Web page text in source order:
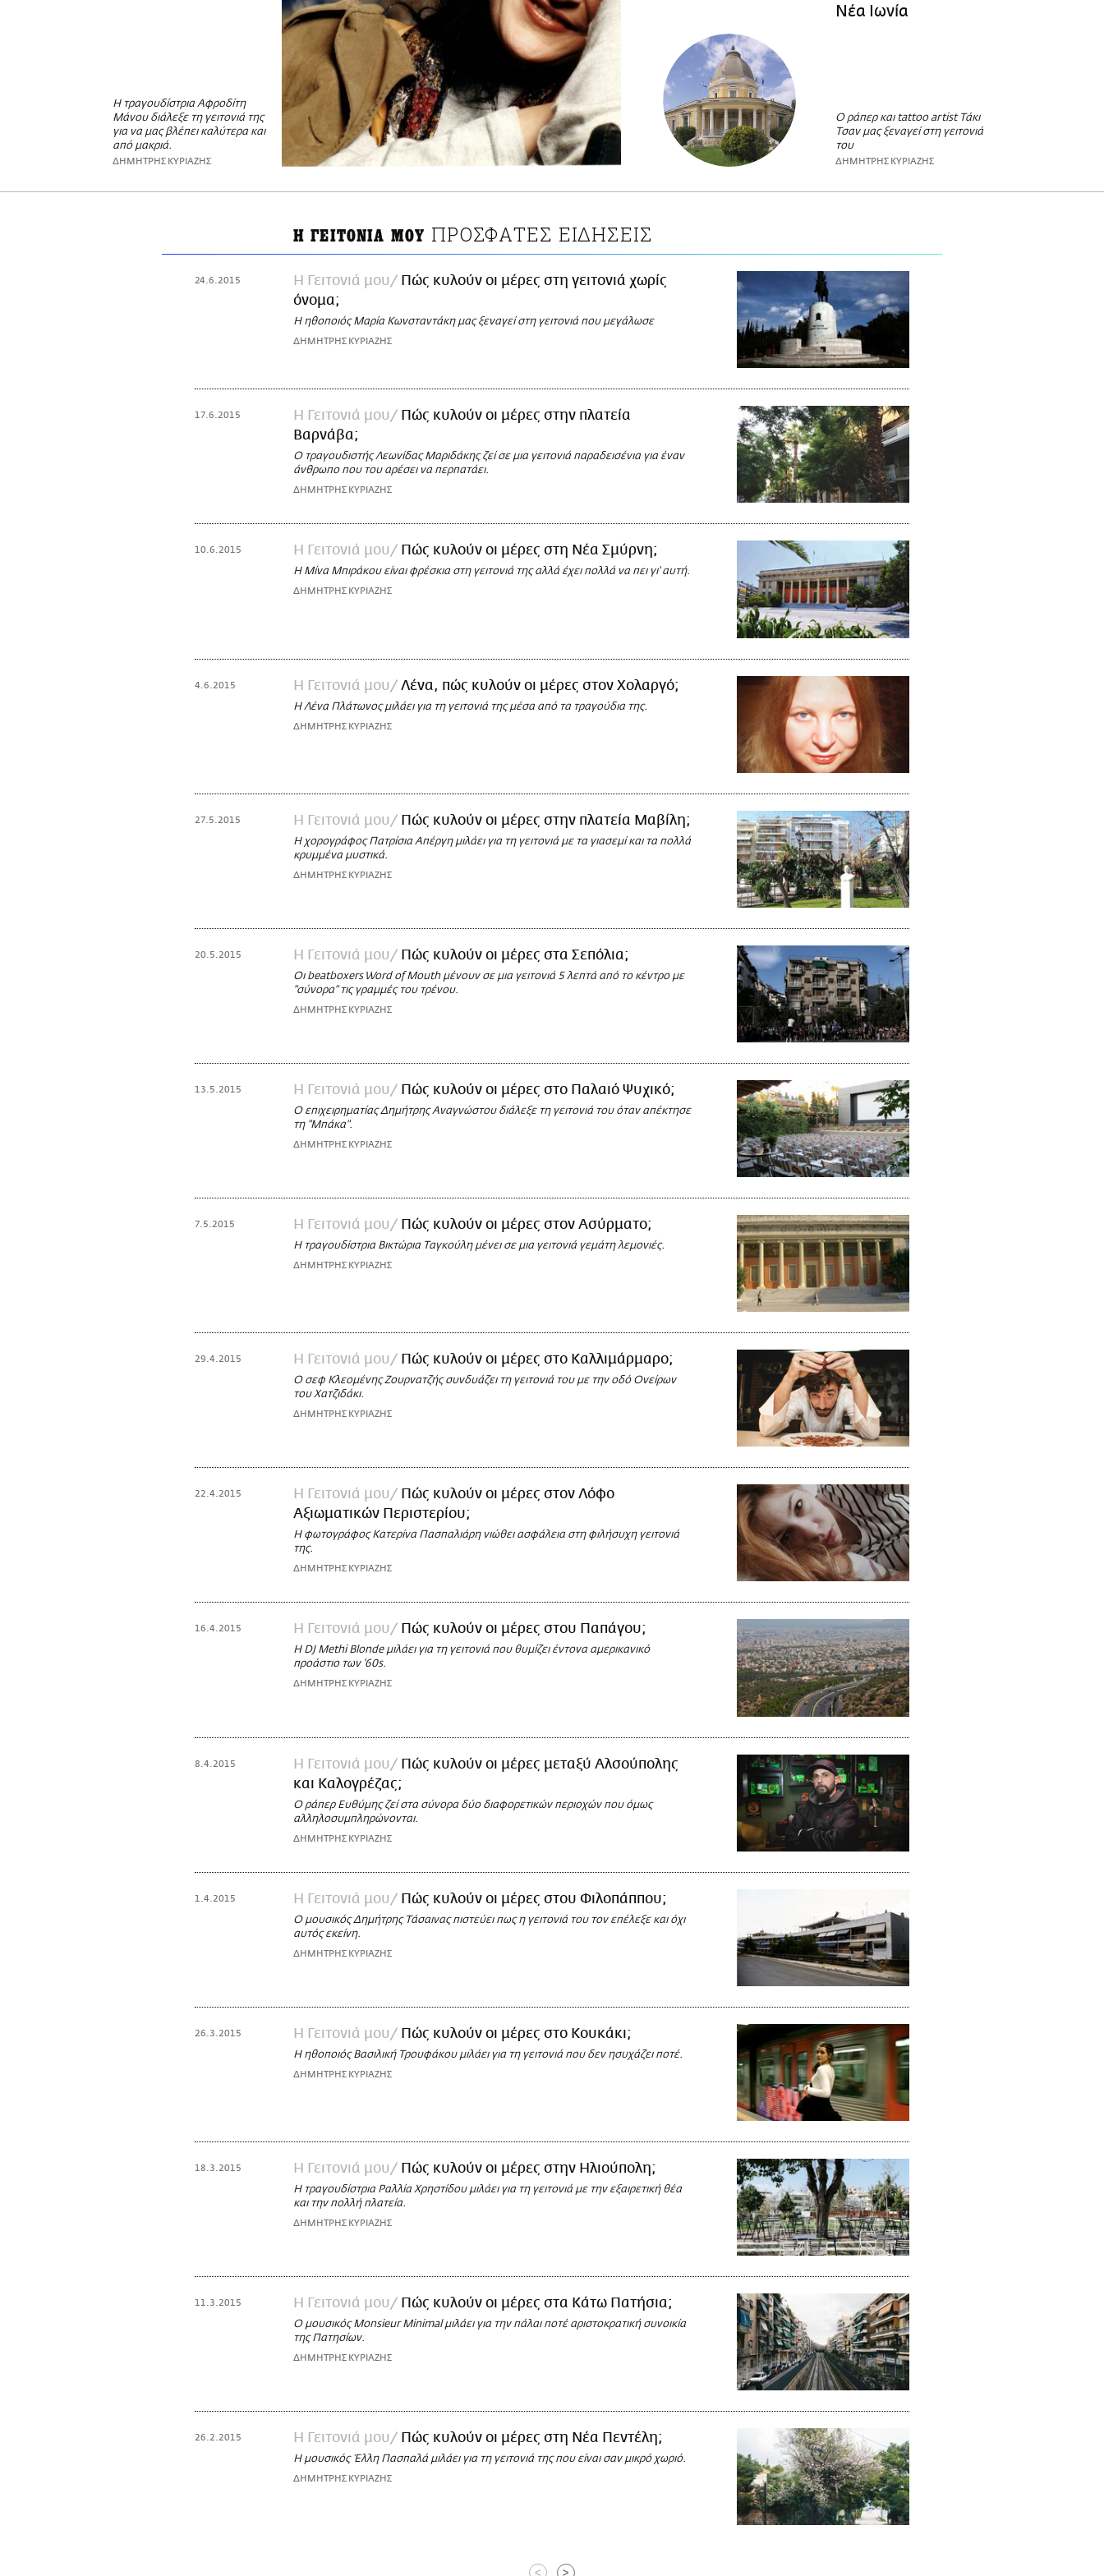
H τραγουδίστρια Αφροδίτη
Μάνου διάλεξε τη γειτονιά της
για να μας βλέπει καλύτερα και
από μακριά.
ΔΗΜΗΤΡΗΣ ΚΥΡΙΑΖΗΣ
Νέα Ιωνία
Ο ράπερ και tattoo artist Τάκι
Τσαν μας ξεναγεί στη γειτονιά
του
ΔΗΜΗΤΡΗΣ ΚΥΡΙΑΖΗΣ
Η ΓΕΙΤΟΝΙΑ ΜΟΥ ΠΡΟΣΦΑΤΕΣ ΕΙΔΗΣΕΙΣ
24.6.2015 Η Γειτονιά μου
Πώς κυλούν οι μέρες στη γειτονιά χωρίς
όνομα;
Η ηθοποιός Μαρία Κωνσταντάκη μας ξεναγεί στη γειτονιά που μεγάλωσε
ΔΗΜΗΤΡΗΣ ΚΥΡΙΑΖΗΣ
17.6.2015 Η Γειτονιά μου
Πώς κυλούν οι μέρες στην πλατεία
Βαρνάβα;
Ο τραγουδιστής Λεωνίδας Μαριδάκης ζεί σε μια γειτονιά παραδεισένια για έναν
άνθρωπο που του αρέσει να περπατάει.
ΔΗΜΗΤΡΗΣ ΚΥΡΙΑΖΗΣ
10.6.2015 Η Γειτονιά μου Πώς κυλούν οι μέρες στη Νέα Σμύρνη;
Η Μίνα Μπιράκου είναι φρέσκια στη γειτονιά της αλλά έχει πολλά να πει γι' αυτή.
ΔΗΜΗΤΡΗΣ ΚΥΡΙΑΖΗΣ
4.6.2015 Η Γειτονιά μου Λένα, πώς κυλούν οι μέρες στον Χολαργό;
Η Λένα Πλάτωνος μιλάει για τη γειτονιά της μέσα από τα τραγούδια της.
ΔΗΜΗΤΡΗΣ ΚΥΡΙΑΖΗΣ
27.5.2015 Η Γειτονιά μου Πώς κυλούν οι μέρες στην πλατεία Μαβίλη;
Η χορογράφος Πατρίσια Απέργη μιλάει για τη γειτονιά με τα γιασεμί και τα πολλά
κρυμμένα μυστικά.
ΔΗΜΗΤΡΗΣ ΚΥΡΙΑΖΗΣ
20.5.2015 Η Γειτονιά μου Πώς κυλούν οι μέρες στα Σεπόλια;
Οι beatboxers Word of Mouth μένουν σε μια γειτονιά 5 λεπτά από το κέντρο με
"σύνορα" τις γραμμές του τρένου.
ΔΗΜΗΤΡΗΣ ΚΥΡΙΑΖΗΣ
13.5.2015 Η Γειτονιά μου Πώς κυλούν οι μέρες στο Παλαιό Ψυχικό;
Ο επιχειρηματίας Δημήτρης Αναγνώστου διάλεξε τη γειτονιά του όταν απέκτησε
τη "Μπάκα".
ΔΗΜΗΤΡΗΣ ΚΥΡΙΑΖΗΣ
7.5.2015 Η Γειτονιά μου Πώς κυλούν οι μέρες στον Ασύρματο;
Η τραγουδίστρια Βικτώρια Ταγκούλη μένει σε μια γειτονιά γεμάτη λεμονιές.
ΔΗΜΗΤΡΗΣ ΚΥΡΙΑΖΗΣ
29.4.2015 Η Γειτονιά μου Πώς κυλούν οι μέρες στο Καλλιμάρμαρο;
Ο σεφ Κλεομένης Ζουρνατζής συνδυάζει τη γειτονιά του με την οδό Ονείρων
του Χατζιδάκι.
ΔΗΜΗΤΡΗΣ ΚΥΡΙΑΖΗΣ
22.4.2015 Η Γειτονιά μου
Πώς κυλούν οι μέρες στον Λόφο
Αξιωματικών Περιστερίου;
Η φωτογράφος Κατερίνα Πασπαλιάρη νιώθει ασφάλεια στη φιλήσυχη γειτονιά
της.
ΔΗΜΗΤΡΗΣ ΚΥΡΙΑΖΗΣ
16.4.2015 Η Γειτονιά μου Πώς κυλούν οι μέρες στου Παπάγου;
Η DJ Methi Blonde μιλάει για τη γειτονιά που θυμίζει έντονα αμερικανικό
προάστιο των '60s.
ΔΗΜΗΤΡΗΣ ΚΥΡΙΑΖΗΣ
8.4.2015 Η Γειτονιά μου
Πώς κυλούν οι μέρες μεταξύ Αλσούπολης
και Καλογρέζας;
Ο ράπερ Ευθύμης ζεί στα σύνορα δύο διαφορετικών περιοχών που όμως
αλληλοσυμπληρώνονται.
ΔΗΜΗΤΡΗΣ ΚΥΡΙΑΖΗΣ
1.4.2015 Η Γειτονιά μου Πώς κυλούν οι μέρες στου Φιλοπάππου;
Ο μουσικός Δημήτρης Τάσαινας πιστεύει πως η γειτονιά του τον επέλεξε και όχι
αυτός εκείνη.
ΔΗΜΗΤΡΗΣ ΚΥΡΙΑΖΗΣ
26.3.2015 Η Γειτονιά μου Πώς κυλούν οι μέρες στο Κουκάκι;
Η ηθοποιός Βασιλική Τρουφάκου μιλάει για τη γειτονιά που δεν ησυχάζει ποτέ.
ΔΗΜΗΤΡΗΣ ΚΥΡΙΑΖΗΣ
18.3.2015 Η Γειτονιά μου Πώς κυλούν οι μέρες στην Ηλιούπολη;
Η τραγουδίστρια Ραλλία Χρηστίδου μιλάει για τη γειτονιά με την εξαιρετική θέα
και την πολλή πλατεία.
ΔΗΜΗΤΡΗΣ ΚΥΡΙΑΖΗΣ
11.3.2015 Η Γειτονιά μου Πώς κυλούν οι μέρες στα Κάτω Πατήσια;
Ο μουσικός Monsieur Minimal μιλάει για την πάλαι ποτέ αριστοκρατική συνοικία
της Πατησίων.
ΔΗΜΗΤΡΗΣ ΚΥΡΙΑΖΗΣ
26.2.2015 Η Γειτονιά μου Πώς κυλούν οι μέρες στη Νέα Πεντέλη;
Η μουσικός Έλλη Πασπαλά μιλάει για τη γειτονιά της που είναι σαν μικρό χωριό.
ΔΗΜΗΤΡΗΣ ΚΥΡΙΑΖΗΣ
< >